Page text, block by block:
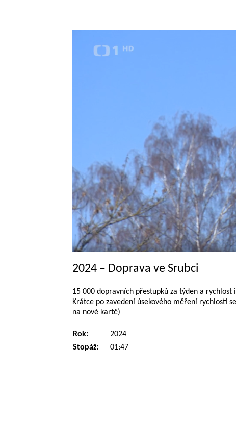
2024 – Doprava ve Srubci
15 000 dopravních přestupků za týden a
Krátce po zavedení úsekového měření rychlosti
na nové kartě)
Rok:
2024
Stopáž:
01:47